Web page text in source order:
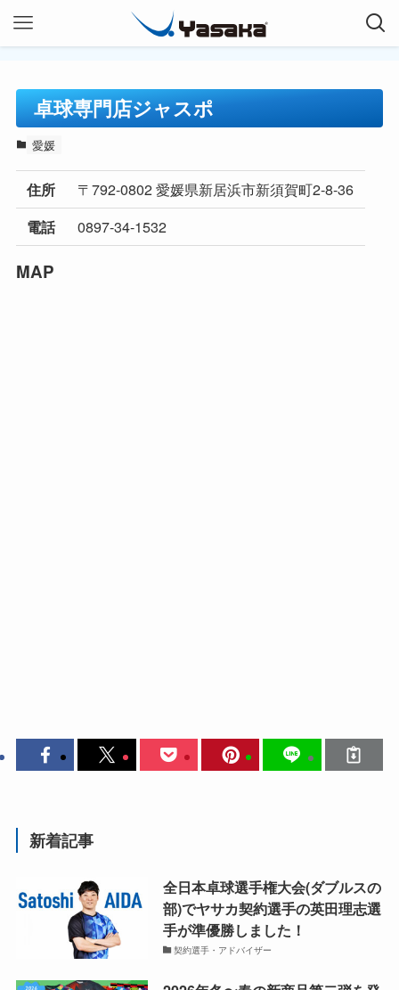
卓球専門店ジャスポ
愛媛
住所 〒792-0802 愛媛県新居浜市新須賀町2-8-36
電話 0897-34-1532
MAP
新着記事
全日本卓球選手権大会(ダブルスの
部)でヤサカ契約選手の英田理志選
手が準優勝しました！
契約選手・アドバイザー